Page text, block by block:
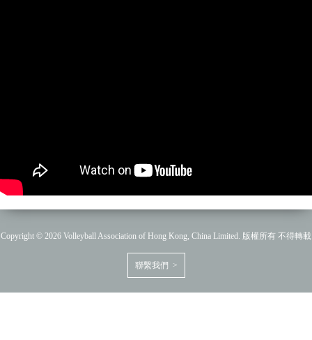
Copyright © 2026 Volleyball Association of Hong Kong, China Limited. 版權所有 不得轉載
聯繫我們 >